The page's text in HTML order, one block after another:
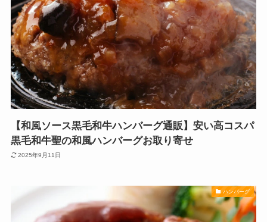
【和風ソース黒毛和牛ハンバーグ通販】安い高コスパ
黒毛和牛聖の和風ハンバーグお取り寄せ
2025年9月11日
ハンバーグ